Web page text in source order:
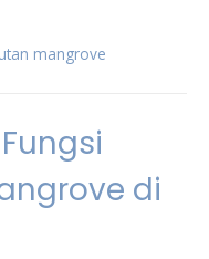
mangrove
di